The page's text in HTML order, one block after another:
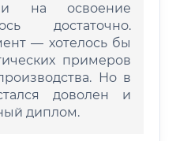
на освоение
достаточно.
— хотелось бы
примеров
Но в
доволен и
диплом.